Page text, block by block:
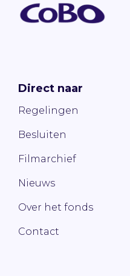
Direct naar
Regelingen
Besluiten
Filmarchief
Nieuws
Over het fonds
Contact